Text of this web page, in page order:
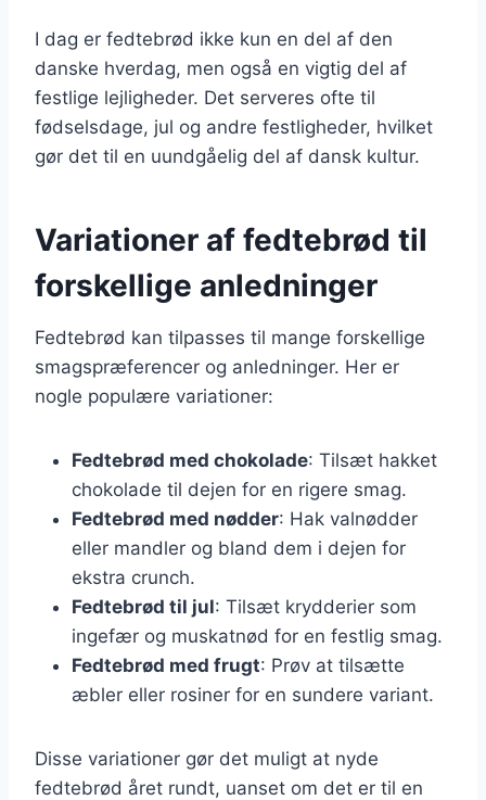
I dag er fedtebrød ikke kun en del af den
danske hverdag, men også en vigtig del af
festlige lejligheder. Det serveres ofte til
fødselsdage, jul og andre festligheder, hvilket
gør det til en uundgåelig del af dansk kultur.
Variationer af fedtebrød til
forskellige anledninger
Fedtebrød kan tilpasses til mange forskellige
smagspræferencer og anledninger. Her er
nogle populære variationer:
Fedtebrød med chokolade: Tilsæt hakket
chokolade til dejen for en rigere smag.
Fedtebrød med nødder: Hak valnødder
eller mandler og bland dem i dejen for
ekstra crunch.
Fedtebrød til jul: Tilsæt krydderier som
ingefær og muskatnød for en festlig smag.
Fedtebrød med frugt: Prøv at tilsætte
æbler eller rosiner for en sundere variant.
Disse variationer gør det muligt at nyde
fedtebrød året rundt, uanset om det er til en